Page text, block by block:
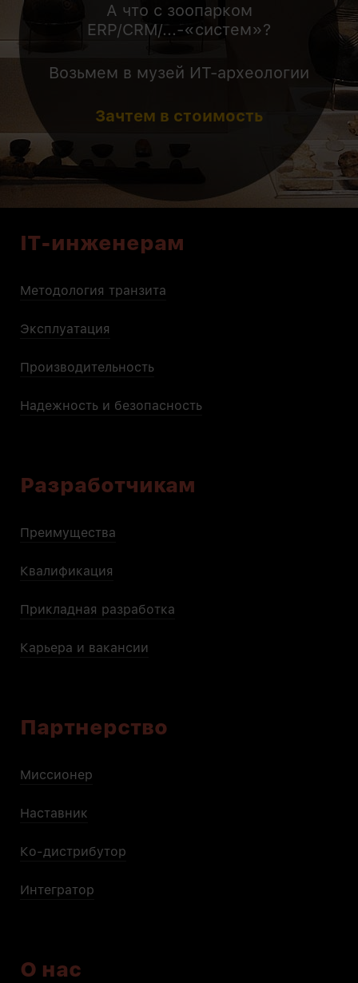
А что с зоопарком
ERP/CRM/...-«систем»?
Возьмем в музей ИТ-археологии
Зачтем в стоимость
IT-инженерам
Методология транзита
Эксплуатация
Производительность
Надежность и безопасность
Разработчикам
Преимущества
Квалификация
Прикладная разработка
Карьера и вакансии
Партнерство
Миссионер
Наставник
Ко-дистрибутор
Интегратор
О нас